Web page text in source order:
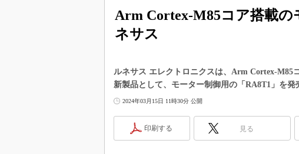
大山聡の業界スコープ
世界を「数字」で回
この10年で起こった
で起こること
Arm Cortex-M85コア搭載
ネサス
ルネサス エレクトロニクスは、Arm Cortex-M85
新製品として、モーター制御用の「RA8T1」を発
2024年03月15日 11時30分 公開
印刷する 見る